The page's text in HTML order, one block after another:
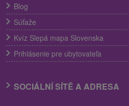
Blog
Súťaže
Kvíz Slepá mapa Slovenska
Prihlásenie pre ubytovateľa
SOCIÁLNÍ SÍTĚ A ADRESA